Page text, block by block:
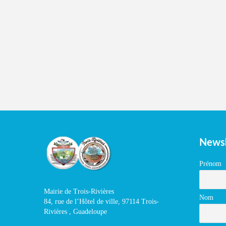
Mairie de Trois-Rivières
84, rue de l’Hôtel de ville, 97114 Trois-
Rivières , Guadeloupe
Prénom
Nom